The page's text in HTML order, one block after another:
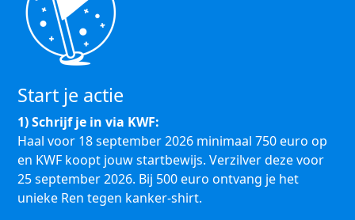
Start je actie
1) Schrijf je in via KWF:
Haal voor 18 september 2026 minimaal 750 euro op
en KWF koopt jouw startbewijs. Verzilver deze voor
25 september 2026. Bij 500 euro ontvang je het
unieke Ren tegen kanker-shirt.